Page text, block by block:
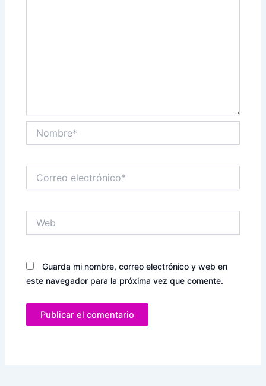
electrónico*
Guarda mi nombre, correo electrónico y web en
este navegador para la próxima vez que comente.